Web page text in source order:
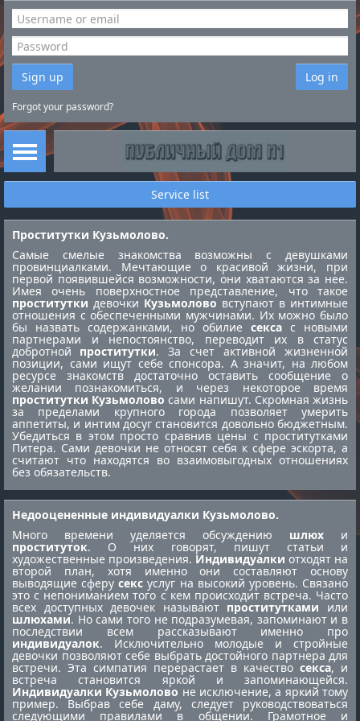
Sign up Log in
Forgot your password?
Service list
Проститутки Кузьмолово.
Самые смелые знакомства возможны с девушками
провинциалками. Мечтающие о красивой жизни, при
первой появившейся возможности, они хватаются за нее.
Имея очень поверхностное представление, что такое
проститутки девочки Кузьмолово вступают в интимные
отношения с обеспеченными мужчинами. Их можно было
бы назвать содержанками, но обилие секса с новыми
партнерами и непостоянство, переводит их в статус
добротной проститутки. За счет активной жизненной
позиции, сами ищут себе спонсора. А значит, на любом
ресурсе знакомств достаточно оставить сообщение о
желании познакомиться, и через некоторое время
проститутки Кузьмолово сами напишут. Скромная жизнь
за пределами крупного города позволяет умерить
аппетиты, и интим досуг становится довольно бюджетным.
Убедиться в этом просто сравнив цены с проститутками
Питера. Сами девочки не относят себя к сфере эскорта, а
считают что находятся во взаимовыгодных отношениях
без обязательств.
Недооцененные индивидуалки Кузьмолово.
Много времени уделяется обсуждению шлюх и
проституток. О них говорят, пишут статьи и
художественные произведения. Индивидуалки отходят на
второй план, хотя именно они составляют основу
выводящие сферусекс услуг на высокий уровень. Связано
это с непониманием того с кем происходит встреча. Часто
всех доступных девочек называют проститутками или
шлюхами. Но сами того не подразумевая, запоминают и в
последствии всем рассказывают именно про
индивидуалок. Исключительно молодые и стройные
девочки позволяют себе выбрать достойного партнера для
встречи. Эта симпатия перерастает в качество секса, и
встреча становится яркой и запоминающейся.
Индивидуалки Кузьмолово не исключение, а яркий тому
пример. Выбрав себе даму, следует руководствоваться
следующими правилами в общении. Грамотное и